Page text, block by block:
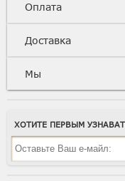
Оплата
Доставка
Мы
ХОТИТЕ ПЕРВЫМ